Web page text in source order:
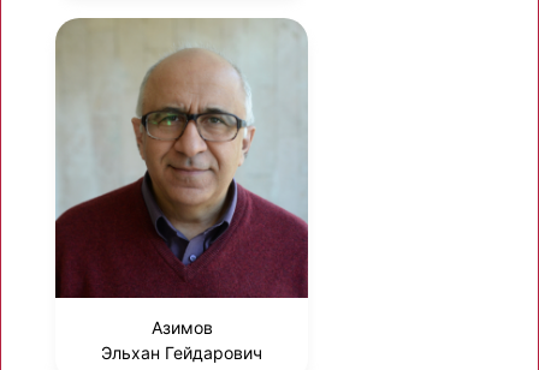
Азимов
Эльхан Гейдарович